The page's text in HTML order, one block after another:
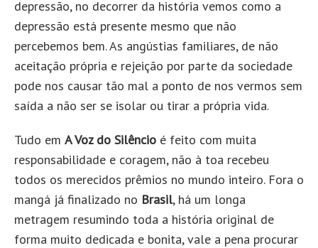
depressão, no decorrer da história vemos como a
depressão está presente mesmo que não
percebemos bem. As angústias familiares, de não
aceitação própria e rejeição por parte da sociedade
pode nos causar tão mal a ponto de nos vermos sem
saída a não ser se isolar ou tirar a própria vida.
Tudo em A Voz do Silêncio é feito com muita
responsabilidade e coragem, não à toa recebeu
todos os merecidos prêmios no mundo inteiro. Fora o
mangá já finalizado no Brasil, há um longa
metragem resumindo toda a história original de
forma muito dedicada e bonita, vale a pena procurar